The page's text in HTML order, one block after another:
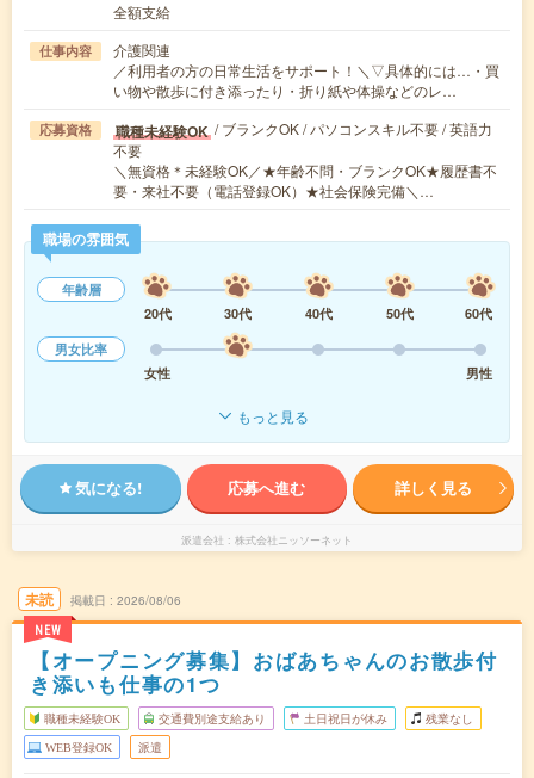
全額支給
仕事内容
介護関連
／利用者の方の日常生活をサポート！＼▽具体的には…・買
い物や散歩に付き添ったり・折り紙や体操などのレ…
応募資格 職種未経験OK / ブランクOK / パソコンスキル不要 / 英語力
不要
＼無資格＊未経験OK／★年齢不問・ブランクOK★履歴書不
要・来社不要（電話登録OK）★社会保険完備＼…
職場の雰囲気
年齢層
20代
30代 40代 50代
60代
男女比率
女性
男性
もっと見る
気になる! 応募へ進む 詳しく見る
派遣会社 株式会社ニッソーネット
未読
NEW
掲載日 2026/08/06
【オープニング募集】おばあちゃんのお散歩付
き添いも仕事の1つ
職種未経験OK 交通費別途支給あり 土日祝日が休み 残業なし
WEB登録OK 派遣